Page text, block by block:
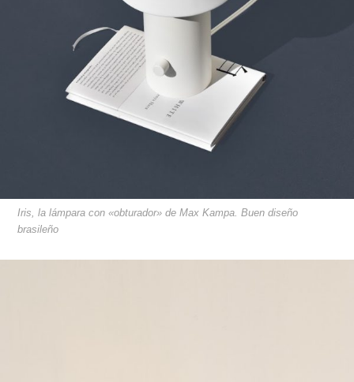
Iris, la lámpara con «obturador» de Max Kampa. Buen diseño
brasileño